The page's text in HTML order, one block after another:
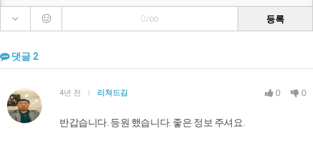
0/∞ 등록
댓글 2
4년 전 | 리쳐드김 0 0
반갑습니다. 등원 했습니다. 좋은 정보 주셔요.